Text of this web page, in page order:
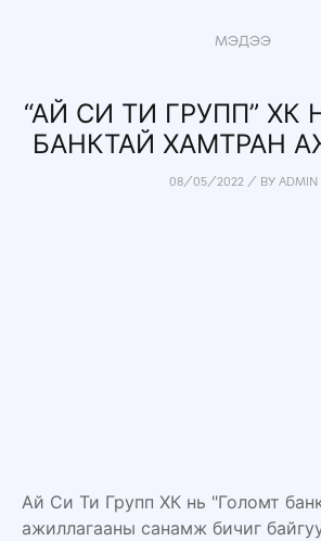
МЭДЭЭ
“АЙ СИ ТИ ГРУПП” ХК
БАНКТАЙ ХАМТРАН
08/05/2022/ BY ADMIN
Ай Си Ти Групп ХК нь "Голомт
ажиллагааны санамж бичиг